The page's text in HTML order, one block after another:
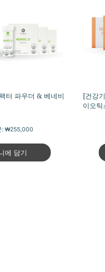
터 파우더 & 베네비
:₩255,000
에 담기
[건강
이오